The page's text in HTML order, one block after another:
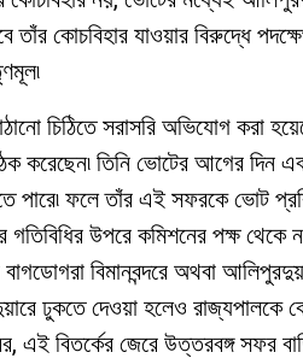
কোচবিহার যাওয়ার বিরুদ্ধে
চিঠিতে সরাসরি অভিযোগ করা
করেছেন৷ তিনি ভোটের আগের দিন
পারে৷ ফলে তাঁর এই সফরকে ভোট
উপরে কমিশনের পক্ষ থেকে
বাগডোগরা বিমানবন্দরে অথবা
ঢুকতে দেওয়া হলেও রাজ্যপালকে
এই বিতর্কের জেরে উত্তরবঙ্গ সফর